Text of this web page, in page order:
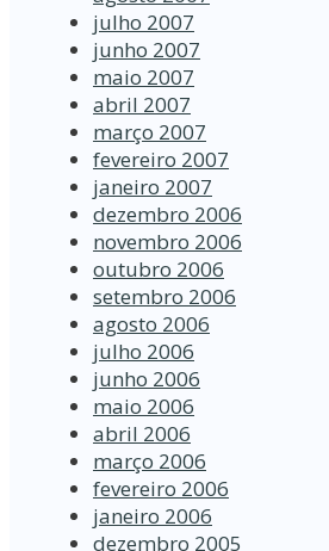
julho 2007
junho 2007
maio 2007
abril 2007
março 2007
fevereiro 2007
janeiro 2007
dezembro 2006
novembro 2006
outubro 2006
setembro 2006
agosto 2006
julho 2006
junho 2006
maio 2006
abril 2006
março 2006
fevereiro 2006
janeiro 2006
dezembro 2005